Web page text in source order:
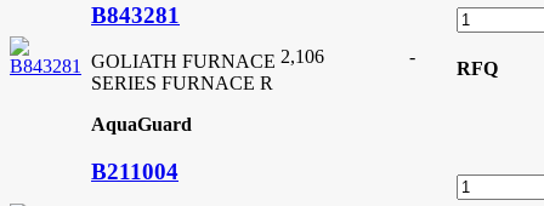
B843281
GOLIATH FURNACE
SERIES FURNACE R
AquaGuard
2,106 -
RFQ
B211004